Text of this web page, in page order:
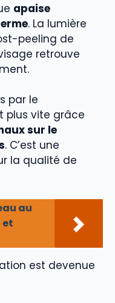
apaise
. La lumière
peeling de
retrouve
par le
plus vite grâce
sur le
. C’est une
la qualité de
au
et
est devenue